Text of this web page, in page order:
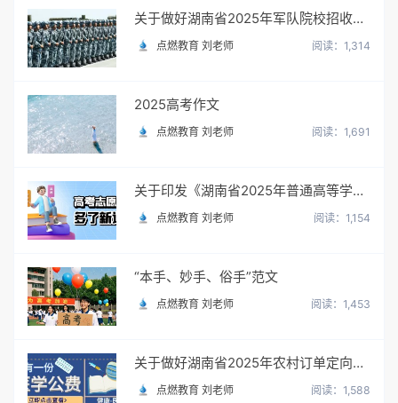
关于做好湖南省2025年军队院校招收普通高中毕业生政治考核工作的通知
点燃教育 刘老师 阅读：1,314
2025高考作文
点燃教育 刘老师 阅读：1,691
关于印发《湖南省2025年普通高等学校招生网上填报志愿工作实施方案》的通知
点燃教育 刘老师 阅读：1,154
“本手、妙手、俗手”范文
点燃教育 刘老师 阅读：1,453
关于做好湖南省2025年农村订单定向免费本科医学生招生培养工作的通知
点燃教育 刘老师 阅读：1,588